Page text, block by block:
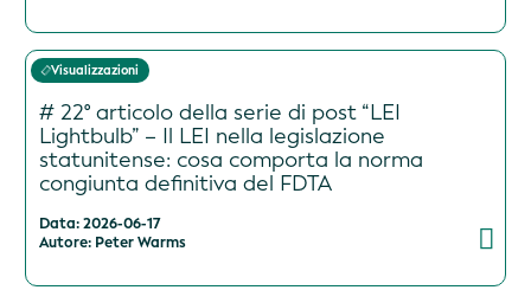
Visualizzazioni
# 22° articolo della serie di post “LEI
Lightbulb” – Il LEI nella legislazione
statunitense: cosa comporta la norma
congiunta definitiva del FDTA
Data: 2026-06-17
Autore: Peter Warms